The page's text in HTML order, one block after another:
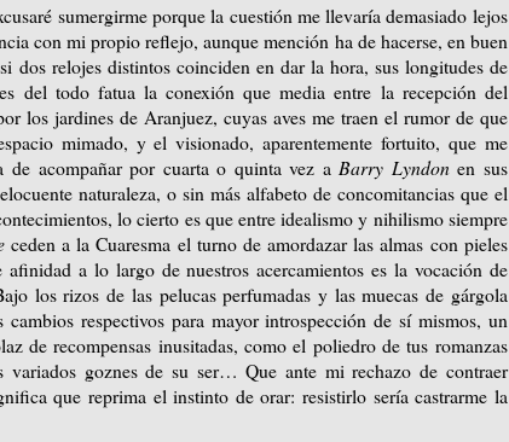
sumergirme porque la cuestión me llevaría demasiado lejos
con mi propio reflejo, aunque mención ha de hacerse, en buen
dos relojes distintos coinciden en dar la hora, sus longitudes de
del todo fatua la conexión que media entre la recepción del
los jardines de Aranjuez, cuyas aves me traen el rumor de que
mimado, y el visionado, aparentemente fortuito, que me
acompañar por cuarta o quinta vez a Barry Lyndonen sus
naturaleza, o sin más alfabeto de concomitancias que el
lo cierto es que entre idealismo y nihilismo siempre
ceden a la Cuaresma el turno de amordazar las almas con pieles
a lo largo de nuestros acercamientos es la vocación de
los rizos de las pelucas perfumadas y las muecas de gárgola
respectivos para mayor introspección de sí mismos, un
de recompensas inusitadas, como el poliedro de tus romanzas
variados goznes de su ser… Que ante mi rechazo de contraer
que reprima el instinto de orar: resistirlo sería castrarme la